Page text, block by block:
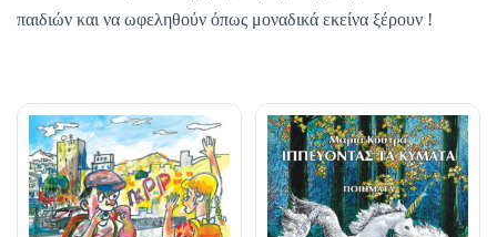
παιδιών και να ωφεληθούν όπως μοναδικά εκείνα ξέρουν !